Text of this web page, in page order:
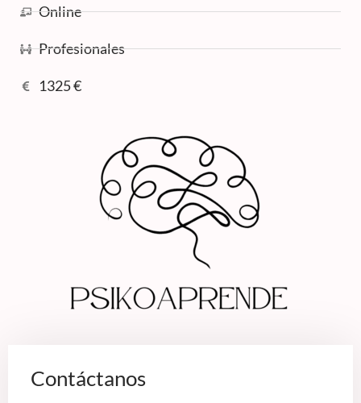
Online
Profesionales
1325 €
Contáctanos